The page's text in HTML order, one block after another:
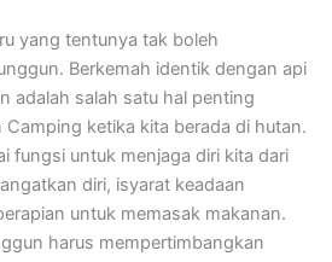
yang tentunya tak boleh
Berkemah identik dengan api
adalah salah satu hal penting
Camping ketika kita berada di hutan.
fungsi untuk menjaga diri kita dari
diri, isyarat keadaan
untuk memasak makanan.
harus mempertimbangkan